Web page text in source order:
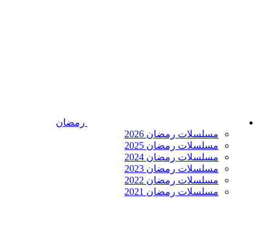
رمضان
مسلسلات رمضان 2026
مسلسلات رمضان 2025
مسلسلات رمضان 2024
مسلسلات رمضان 2023
مسلسلات رمضان 2022
مسلسلات رمضان 2021